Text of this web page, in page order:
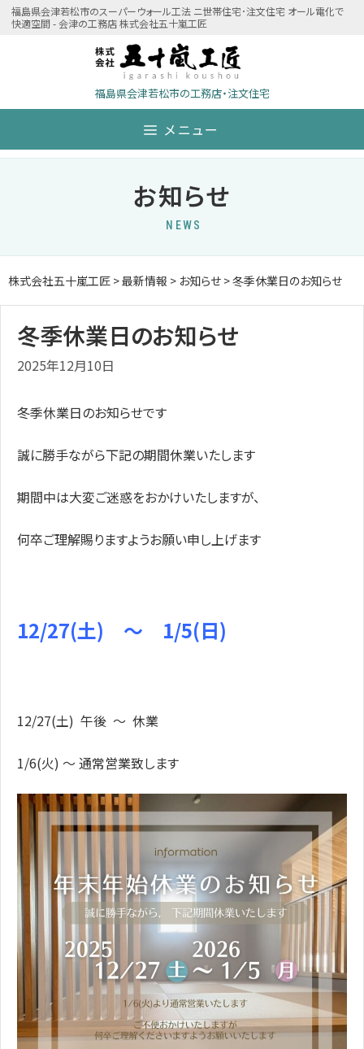
Skip福島県会津若松市のスーパーウォール工法 ニ世帯住宅･注文住宅 オール電化で
快適空間 - 会津の工務店 株式会社五十嵐工匠
福島県会津若松市の工務店・注文住宅
メニュー
お知らせ
NEWS
株式会社五十嵐工匠 >最新情報 > お知らせ >冬季休業日のお知らせ
冬季休業日のお知らせ
2025年12月10日
冬季休業日のお知らせです
誠に勝手ながら下記の期間休業いたします
期間中は大変ご迷惑をおかけいたしますが、
何卒ご理解賜りますようお願い申し上げます
12/27(土) ～ 1/5(日)
12/27(土) 午後 ～ 休業
1/6(火) ～ 通常営業致します